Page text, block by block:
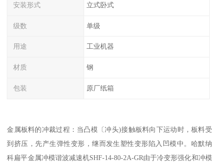
安装形式 立式卧式
级数 单级
用途 工业机器
材质 钢
包装 原厂纸箱
金属板料的冲裁过程：当凸模〔冲头)接触板料向下运动时，板料受
到挤压，先产生弹性变形，继而发生塑性变形陷入凹模中。哈默纳
科扁平金属冲模谐波减速机SHF-14-80-2A-GR由于冷变形强化和冲模